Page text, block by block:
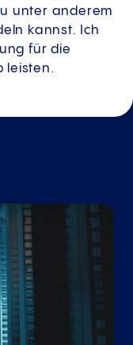
unter anderem
kannst. Ich
für die
leisten.